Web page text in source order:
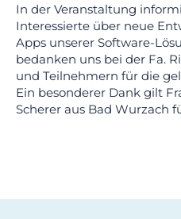
In der Veranstaltung
Interessierte über neue
Apps unserer Software-
bedanken uns bei der Fa.
und Teilnehmern für die
Ein besonderer Dank gilt
Scherer aus Bad Wurzach